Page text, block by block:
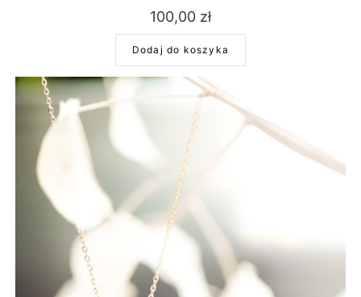
100,00 zł
Dodaj do koszyka